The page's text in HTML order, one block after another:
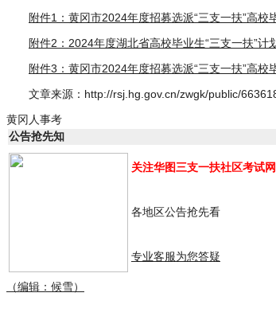
附件1：黄冈市2024年度招募选派“三支一扶”高
附件2：2024年度湖北省高校毕业生“三支一扶”计
附件3：黄冈市2024年度招募选派“三支一扶”高校
文章来源：http://rsj.hg.gov.cn/zwgk/public/
黄冈人事考
公告抢先知
关注华图三支一扶社区考试网
各地区公告抢先看
专业客服为您答疑
（编辑：候雪）